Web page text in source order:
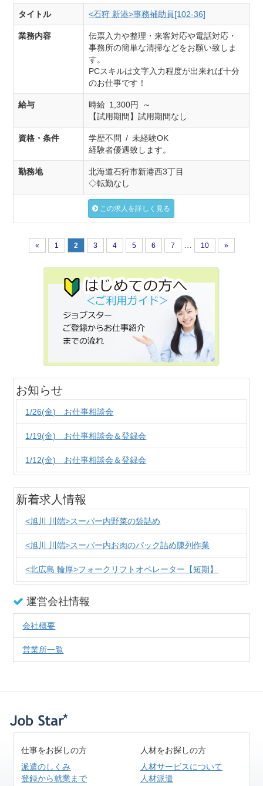
タイトル <石狩 新港>事務補助員[102-36]
業務内容
伝票入力や整理・来客対応や電話対応・
事務所の簡単な清掃などをお願い致しま
す。
PCスキルは文字入力程度が出来れば十分
のお仕事です！
給与
時給 1,300円 ～
【試用期間】試用期間なし
資格・条件
学歴不問 / 未経験OK
経験者優遇致します。
勤務地
北海道石狩市新港西3丁目
◇転勤なし
この求人を詳しく見る
« 1 2 3 4 5 6 7 10 »
お知らせ
1/26(金) お仕事相談会
1/19(金) お仕事相談会＆登録会
1/12(金) お仕事相談会＆登録会
新着求人情報
<旭川 川端>スーパー内野菜の袋詰め
<旭川 川端>スーパー内お肉のパック詰め陳列作業
<北広島 輪厚>フォークリフトオペレーター【短期】
運営会社情報
会社概要
営業所一覧
仕事をお探しの方
派遣のしくみ
登録から就業まで
人材をお探しの方
人材サービスについて
人材派遣